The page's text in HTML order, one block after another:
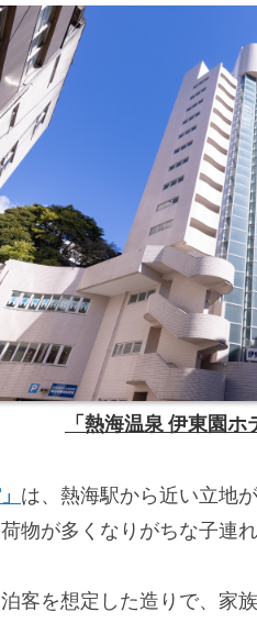
「熱海温泉 伊東園ホ
は、熱海駅から近い立地
物が多くなりがちな子連
客を想定した造りで、家